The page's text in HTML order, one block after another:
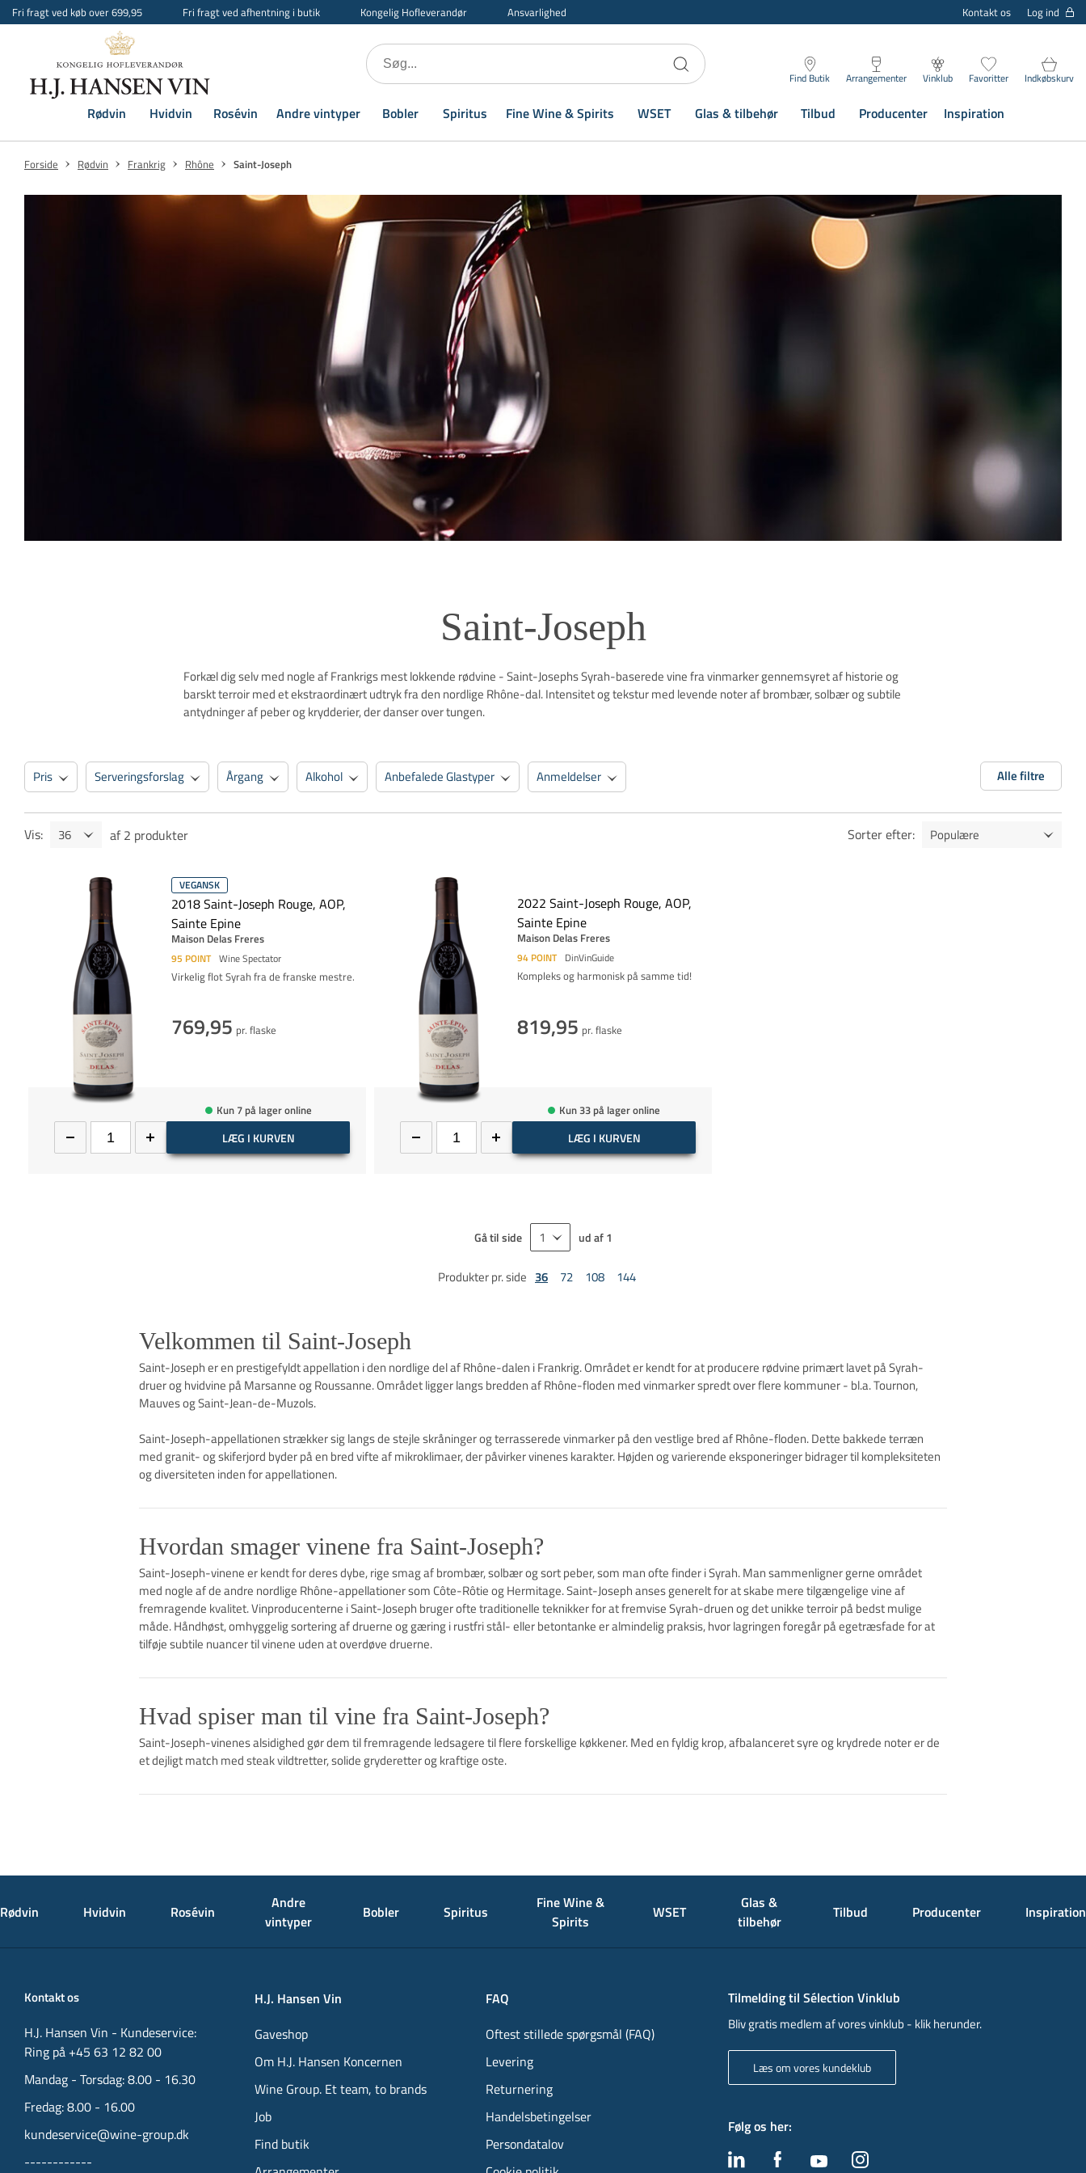
Fri fragt ved køb over 699,95 Fri fragt ved afhentning i butik Kongelig Hofleverandør Ansvarlighed Kontakt os Log ind
Find Butik Arrangementer Vinklub Favoritter Indkøbskurv
Rødvin Hvidvin Rosévin Andre vintyper Bobler Spiritus Fine Wine & Spirits WSET Glas & tilbehør Tilbud Producenter Inspiration
Forside Rødvin Frankrig Rhône Saint-Joseph
Saint-Joseph
Forkæl dig selv med nogle af Frankrigs mest lokkende rødvine - Saint-Josephs Syrah-baserede vine fra vinmarker gennemsyret af historie og
barskt terroir med et ekstraordinært udtryk fra den nordlige Rhône-dal. Intensitet og tekstur med levende noter af brombær, solbær og subtile
antydninger af peber og krydderier, der danser over tungen.
Pris Serveringsforslag Årgang Alkohol Anbefalede Glastyper Anmeldelser Alle filtre
Vis: af 2 produkter Sorter efter:
VEGANSK
2018 Saint-Joseph Rouge, AOP,
Sainte Epine
Maison Delas Freres
95 POINT Wine Spectator
Virkelig flot Syrah fra de franske mestre.
769,95 pr. flaske
Kun 7 på lager online
LÆG I KURVEN
2022 Saint-Joseph Rouge, AOP,
Sainte Epine
Maison Delas Freres
94 POINT DinVinGuide
Kompleks og harmonisk på samme tid!
819,95 pr. flaske
Kun 33 på lager online
LÆG I KURVEN
Gå til side ud af 1
Produkter pr. side 36 72 108 144
Velkommen til Saint-Joseph
Saint-Joseph er en prestigefyldt appellation i den nordlige del af Rhône-dalen i Frankrig. Området er kendt for at producere rødvine primært lavet på Syrah-
druer og hvidvine på Marsanne og Roussanne. Området ligger langs bredden af ​​Rhône-floden med vinmarker spredt over flere kommuner - bl.a. Tournon,
Mauves og Saint-Jean-de-Muzols.
Saint-Joseph-appellationen strækker sig langs de stejle skråninger og terrasserede vinmarker på den vestlige bred af Rhône-floden. Dette bakkede terræn
med granit- og skiferjord byder på en bred vifte af mikroklimaer, der påvirker vinenes karakter. Højden og varierende eksponeringer bidrager til kompleksiteten
og diversiteten inden for appellationen.
Hvordan smager vinene fra Saint-Joseph?
Saint-Joseph-vinene er kendt for deres dybe, rige smag af brombær, solbær og sort peber, som man ofte finder i Syrah. Man sammenligner gerne området
med nogle af de andre nordlige Rhône-appellationer som Côte-Rôtie og Hermitage. Saint-Joseph anses generelt for at skabe mere tilgængelige vine af
fremragende kvalitet. Vinproducenterne i Saint-Joseph bruger ofte traditionelle teknikker for at fremvise ​​Syrah-druen og det unikke terroir på bedst mulige
måde. Håndhøst, omhyggelig sortering af druerne og gæring i rustfri stål- eller betontanke er almindelig praksis, hvor lagringen foregår på egetræsfade for at
tilføje subtile nuancer til vinene uden at overdøve druerne.
Hvad spiser man til vine fra Saint-Joseph?
Saint-Joseph-vinenes alsidighed gør dem til fremragende ledsagere til flere forskellige køkkener. Med en fyldig krop, afbalanceret syre og krydrede noter er de
et dejligt match med steak vildtretter, solide gryderetter og kraftige oste.
Rødvin Hvidvin Rosévin
Andre
vintyper
Bobler Spiritus
Fine Wine &
Spirits
WSET
Glas &
tilbehør
Tilbud Producenter Inspiration
Kontakt os
H.J. Hansen Vin - Kundeservice:
Ring på +45 63 12 82 00
Mandag - Torsdag: 8.00 - 16.30
Fredag: 8.00 - 16.00
kundeservice@wine-group.dk
------------
H.J. Hansen Vin
Gaveshop
Om H.J. Hansen Koncernen
Wine Group. Et team, to brands
Job
Find butik
FAQ
Oftest stillede spørgsmål (FAQ)
Levering
Returnering
Handelsbetingelser
Persondatalov
Tilmelding til Sélection Vinklub
Bliv gratis medlem af vores vinklub - klik herunder.
Læs om vores kundeklub
Følg os her: